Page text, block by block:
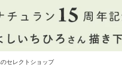
セレクトショップ